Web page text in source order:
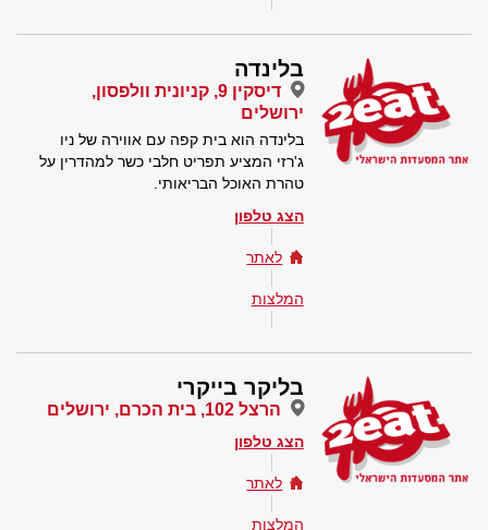
בלינדה
דיסקין 9, קניונית וולפסון,
ירושלים
בלינדה הוא בית קפה עם אווירה של ניו
ג'רזי המציע תפריט חלבי כשר למהדרין על
טהרת האוכל הבריאותי.
הצג טלפון
לאתר
המלצות
בליקר בייקרי
הרצל 102, בית הכרם, ירושלים
הצג טלפון
לאתר
המלצות